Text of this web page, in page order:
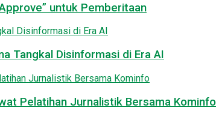
untuk Pemberitaan
Tangkal Disinformasi di Era AI
Pelatihan Jurnalistik Bersama Kominfo